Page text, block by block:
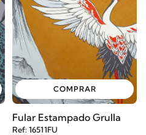
COMPRAR
Fular Estampado Grulla
Ref: 16511FU